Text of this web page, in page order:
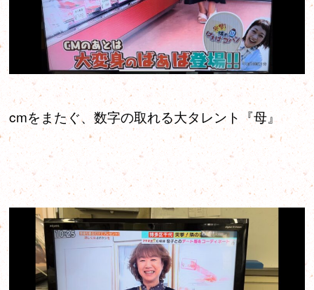
cmをまたぐ、数字の取れる大タレント『母』